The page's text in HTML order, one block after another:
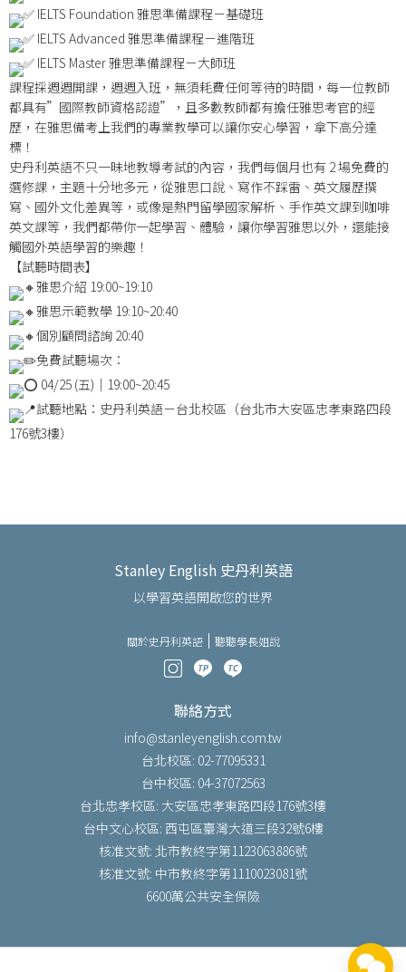
IELTS Foundation 雅思準備課程－基礎班
IELTS Advanced 雅思準備課程－進階班
IELTS Master 雅思準備課程－大師班
課程採週週開課，週週入班，無須耗費任何等待的時間，每一位教師
都具有”國際教師資格認證”，且多數教師都有擔任雅思考官的經
歷，在雅思備考上我們的專業教學可以讓你安心學習，拿下高分達
標！
史丹利英語不只一昧地教導考試的內容，我們每個月也有 2 場免費的
選修課，主題十分地多元，從雅思口說、寫作不踩雷、英文履歷撰
寫、國外文化差異等，或像是熱門留學國家解析、手作英文課到咖啡
英文課等，我們都帶你一起學習、體驗，讓你學習雅思以外，還能接
觸國外英語學習的樂趣！
【試聽時間表】
雅思介紹 19:00~19:10
雅思示範教學 19:10~20:40
個別顧問諮詢 20:40
免費試聽場次：
04/25 (五)｜19:00~20:45
試聽地點：史丹利英語－台北校區（台北市大安區忠孝東路四段
176號3樓）
Stanley English 史丹利英語
以學習英語開啟您的世界
關於史丹利英語 聽聽學長姐說
聯絡方式
info@stanleyenglish.com.tw
台北校區: 02-77095331
台中校區: 04-37072563
台北忠孝校區: 大安區忠孝東路四段176號3樓
台中文心校區: 西屯區臺灣大道三段32號6樓
核准文號: 北市教終字第1123063886號
核准文號: 中市教終字第1110023081號
6600萬公共安全保險